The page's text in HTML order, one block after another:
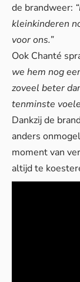
de brandweer:
kleinkinderen
voor ons.”
Ook Chanté
we hem nog
zoveel beter
tenminste
Dankzij de
anders
moment van
altijd te